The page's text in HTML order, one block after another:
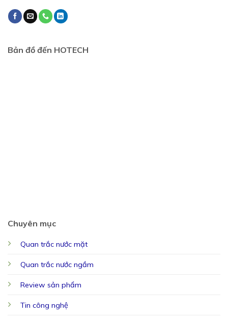
Chuyên mục
Quan trắc nước mặt
Quan trắc nước ngầm
Review sản phẩm
Tin công nghệ
Bản đồ đến HOTECH